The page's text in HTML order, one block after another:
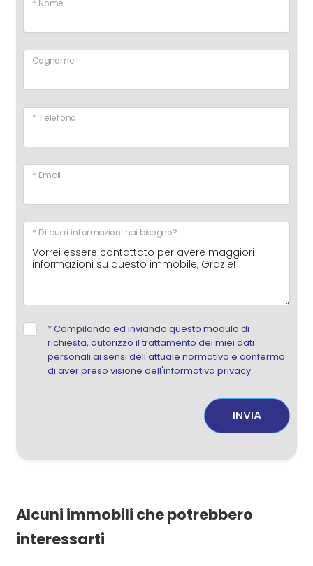
* Nome
Cognome
* Telefono
* Email
* Di quali informazioni hai bisogno?
*Compilando ed inviando questo modulo di
richiesta, autorizzo il trattamento dei miei dati
personali ai sensi dell'attuale normativa e confermo
di aver preso visione dell'informativa privacy.
INVIA
Alcuni immobili che potrebbero
interessarti